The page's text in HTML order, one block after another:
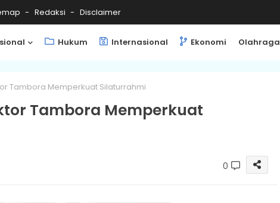
Redaksi Disclaimer
Hukum Internasional Ekonomi Olahraga
Tambora Memperkuat Silaturrahmi
Tambora Memperkuat
0